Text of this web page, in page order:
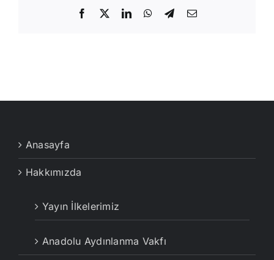
Facebook
X LinkedInWhatsApp
Telegram
E-
Anasayfa
Hakkımızda
Yayın İlkelerimiz
Anadolu Aydınlanma Vakfı